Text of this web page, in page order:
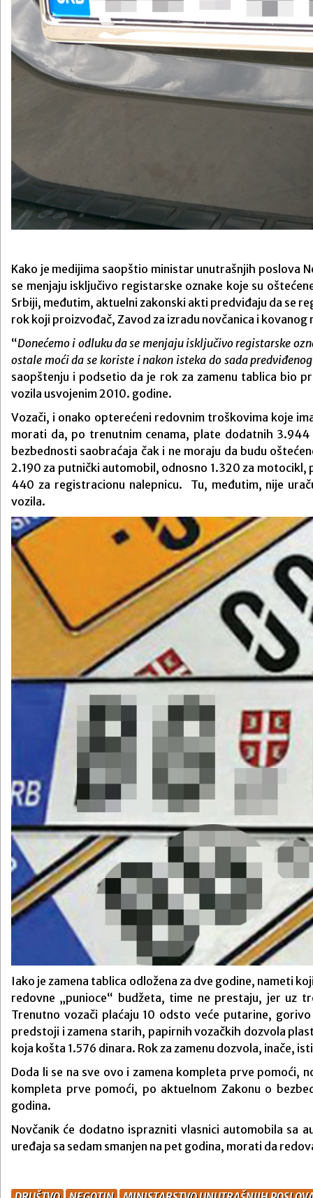
Kako je medijima saopštio ministar unutrašnjih poslova
se menjaju isključivo registarske oznake koje su
Srbiji, međutim, aktuelni zakonski akti predviđaju da se
rok koji proizvođač, Zavod za izradu novčanica i
“Donećemo i odluku da se menjaju isključivo registarske
ostale moći da se koriste i nakon isteka do sada
saopštenju i podsetio da je rok za zamenu tablica bio
vozila usvojenim 2010. godine.
Vozači, i onako opterećeni redovnim troškovima koje
morati da, po trenutnim cenama, plate dodatnih
bezbednosti saobraćaja čak i ne moraju da budu
2.190 za putnički automobil, odnosno 1.320 za motocikl,
440 za registracionu nalepnicu. Tu, međutim, nije
vozila.
Iako je zamena tablica odložena za dve godine, nameti
redovne „punioce“ budžeta, time ne prestaju, jer uz
Trenutno vozači plaćaju 10 odsto veće putarine,
predstoji i zamena starih, papirnih vozačkih dozvola
koja košta 1.576 dinara. Rok za zamenu dozvola, inače,
Doda li se na sve ovo i zamena kompleta prve
kompleta prve pomoći, po aktuelnom Zakonu o
godina.
Novčanik će dodatno isprazniti vlasnici automobila sa
uređaja sa sedam smanjen na pet godina, morati da